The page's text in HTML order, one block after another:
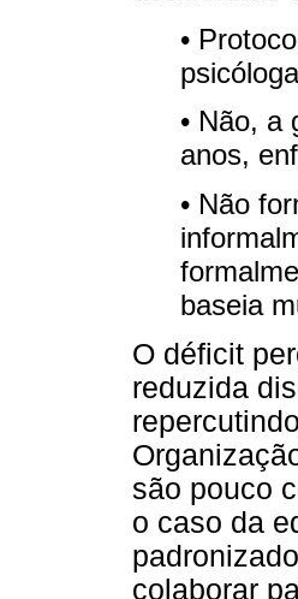
•
• Não, a
anos,
• Não
baseia
O déficit
reduzida
são pouco
o caso da
colaborar